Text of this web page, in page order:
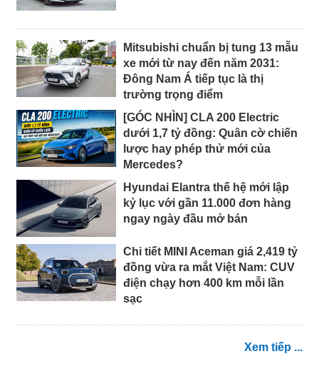
Mitsubishi chuẩn bị tung 13 mẫu
xe mới từ nay đến năm 2031:
Đông Nam Á tiếp tục là thị
trường trọng điểm
[GÓC NHÌN] CLA 200 Electric
dưới 1,7 tỷ đồng: Quân cờ chiến
lược hay phép thử mới của
Mercedes?
Hyundai Elantra thế hệ mới lập
kỷ lục với gần 11.000 đơn hàng
ngay ngày đầu mở bán
Chi tiết MINI Aceman giá 2,419 tỷ
đồng vừa ra mắt Việt Nam: CUV
điện chạy hơn 400 km mỗi lần
sạc
Xem tiếp ...